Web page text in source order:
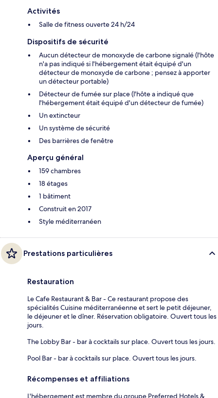
Activités
Salle de fitness ouverte 24 h/24
Dispositifs de sécurité
Aucun détecteur de monoxyde de carbone signalé (l'hôte
n'a pas indiqué si l'hébergement était équipé d'un
détecteur de monoxyde de carbone ; pensez à apporter
un détecteur portable)
Détecteur de fumée sur place (l'hôte a indiqué que
l'hébergement était équipé d'un détecteur de fumée)
Un extincteur
Un système de sécurité
Des barrières de fenêtre
Aperçu général
159 chambres
18 étages
1 bâtiment
Construit en 2017
Style méditerranéen
Prestations particulières
Restauration
Le Cafe Restaurant & Bar - Ce restaurant propose des
spécialités Cuisine méditerranéenne et sert le petit déjeuner,
le déjeuner et le dîner. Réservation obligatoire. Ouvert tous les
jours.
The Lobby Bar - bar à cocktails sur place. Ouvert tous les jours.
Pool Bar - bar à cocktails sur place. Ouvert tous les jours.
Récompenses et affiliations
L'hébergement est membre du groupe Preferred Hotels &